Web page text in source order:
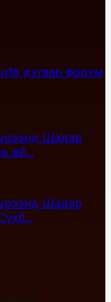
дугаар форум
Шадар
ай...
Шадар